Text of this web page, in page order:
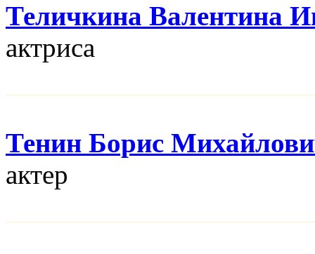
Теличкина Валентина
актриса
Тенин Борис
актер